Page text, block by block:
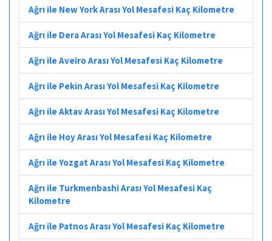
Ağrı ile New York Arası Yol Mesafesi Kaç Kilometre
Ağrı ile Dera Arası Yol Mesafesi Kaç Kilometre
Ağrı ile Aveiro Arası Yol Mesafesi Kaç Kilometre
Ağrı ile Pekin Arası Yol Mesafesi Kaç Kilometre
Ağrı ile Aktav Arası Yol Mesafesi Kaç Kilometre
Ağrı ile Hoy Arası Yol Mesafesi Kaç Kilometre
Ağrı ile Yozgat Arası Yol Mesafesi Kaç Kilometre
Ağrı ile Turkmenbashi Arası Yol Mesafesi Kaç
Kilometre
Ağrı ile Patnos Arası Yol Mesafesi Kaç Kilometre